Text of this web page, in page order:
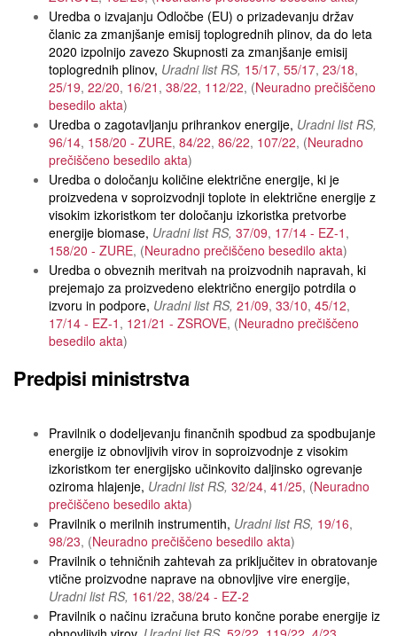
Uredba o izvajanju Odločbe (EU) o prizadevanju držav
članic za zmanjšanje emisij toplogrednih plinov, da do leta
2020 izpolnijo zavezo Skupnosti za zmanjšanje emisij
toplogrednih plinov Uradni list RS 15/17 55/17 23/18
25/19 22/20 16/21 38/22 112/22
Neuradno prečiščeno
besedilo akta
Uredba o zagotavljanju prihrankov energije Uradni list RS
96/14 158/20 - ZURE 84/22 86/22 107/22
Neuradno
prečiščeno besedilo akta
Uredba o določanju količine električne energije, ki je
proizvedena v soproizvodnji toplote in električne energije z
visokim izkoristkom ter določanju izkoristka pretvorbe
energije biomase Uradni list RS 37/09 17/14 - EZ-1
158/20 - ZURE
Neuradno prečiščeno besedilo akta
Uredba o obveznih meritvah na proizvodnih napravah, ki
prejemajo za proizvedeno električno energijo potrdila o
izvoru in podpore Uradni list RS 21/09 33/10 45/12
17/14 - EZ-1 121/21 - ZSROVE
Neuradno prečiščeno
besedilo akta
Predpisi ministrstva
Pravilnik o dodeljevanju finančnih spodbud za spodbujanje
energije iz obnovljivih virov in soproizvodnje z visokim
izkoristkom ter energijsko učinkovito daljinsko ogrevanje
oziroma hlajenje Uradni list RS 32/24 41/25
Neuradno
prečiščeno besedilo akta
Pravilnik o merilnih instrumentih Uradni list RS 19/16
98/23
Neuradno prečiščeno besedilo akta
Pravilnik o tehničnih zahtevah za priključitev in obratovanje
vtične proizvodne naprave na obnovljive vire energije
Uradni list RS 161/22 38/24 - EZ-2
Pravilnik o načinu izračuna bruto končne porabe energije iz